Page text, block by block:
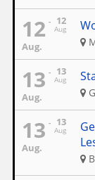
12
Aug
12
Aug.
13
Aug
13
Aug.
13
Aug
13
Aug.